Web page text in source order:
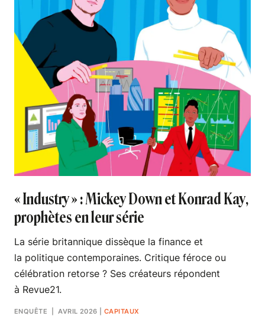
« Industry » : Mickey Down et Konrad Kay,
prophètes en leur série
La série britannique dissèque la finance et
la politique contemporaines. Critique féroce ou
célébration retorse ? Ses créateurs répondent
à Revue21.
ENQUÊTE | AVRIL 2026 |CAPITAUX